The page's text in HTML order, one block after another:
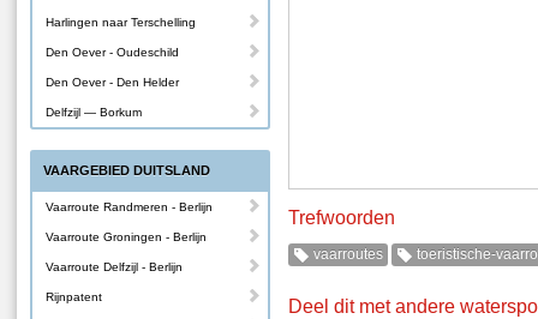
Trefwoorden
vaarroutes toeristische-
Deel dit met andere
Harlingen naar Terschelling
Den Oever - Oudeschild
Den Oever - Den Helder
Delfzijl — Borkum
VAARGEBIED DUITSLAND
Vaarroute Randmeren - Berlijn
Vaarroute Groningen - Berlijn
Vaarroute Delfzijl - Berlijn
Rijnpatent